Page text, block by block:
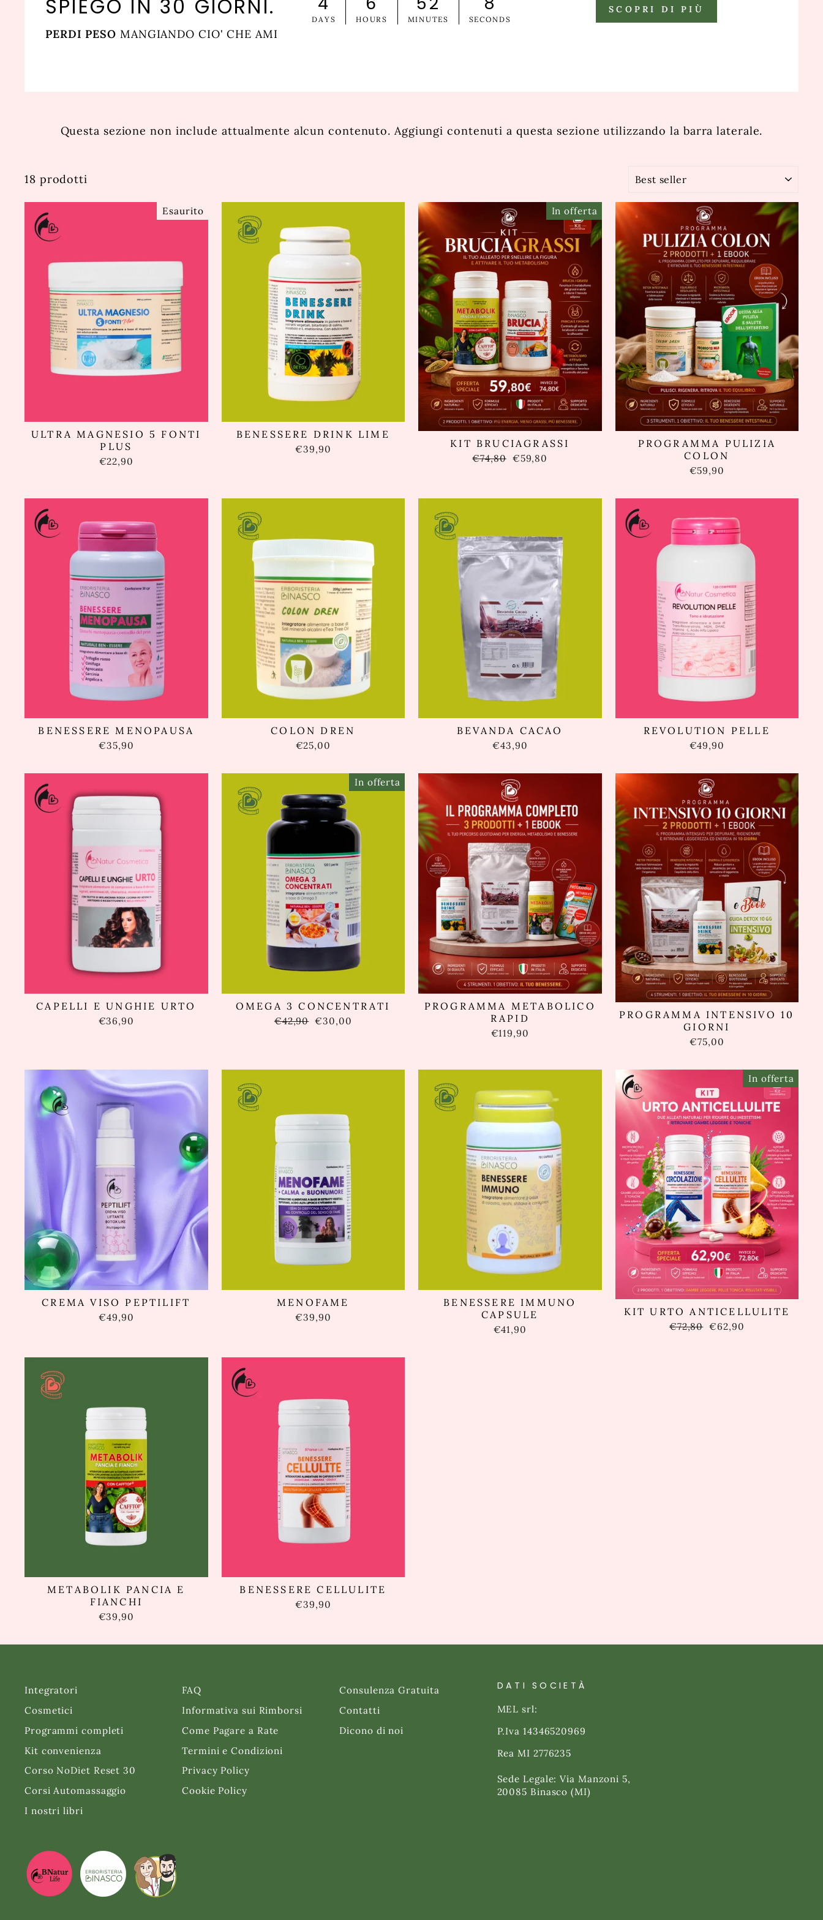
SPIEGO IN 30 GIORNI.
PERDI PESO MANGIANDO CIO' CHE AMI
DAYS HOURS MINUTES SECONDS
SCOPRI DI PIÙ
Questa sezione non include attualmente alcun contenuto. Aggiungi contenuti a questa sezione utilizzando la barra laterale.
18 prodotti
Esaurito
ULTRA MAGNESIO 5 FONTI
PLUS
€22,90
BENESSERE DRINK LIME
€39,90
In offerta
KIT BRUCIAGRASSI
Prezzo
€74,80 Prezzo
€59,80
PROGRAMMA PULIZIA
COLON
€59,90
BENESSERE MENOPAUSA
€35,90
COLON DREN
€25,00
BEVANDA CACAO
€43,90
REVOLUTION PELLE
€49,90
CAPELLI E UNGHIE URTO
€36,90
In offerta
OMEGA 3 CONCENTRATI
Prezzo
€42,90 Prezzo
€30,00
PROGRAMMA METABOLICO
RAPID
€119,90
PROGRAMMA INTENSIVO 10
GIORNI
€75,00
CREMA VISO PEPTILIFT
€49,90
MENOFAME
€39,90
BENESSERE IMMUNO
CAPSULE
€41,90
In offerta
KIT URTO ANTICELLULITE
Prezzo
€72,80 Prezzo
€62,90
METABOLIK PANCIA E
FIANCHI
€39,90
BENESSERE CELLULITE
€39,90
Integratori
Cosmetici
Programmi completi
Kit convenienza
Corso NoDiet Reset 30
Corsi Automassaggio
I nostri libri
FAQ
Informativa sui Rimborsi
Come Pagare a Rate
Termini e Condizioni
Privacy Policy
Cookie Policy
Consulenza Gratuita
Contatti
Dicono di noi
DATI SOCIETÀ
MEL srl:
P.Iva 14346520969
Rea MI 2776235
Sede Legale: Via Manzoni 5,
20085 Binasco (MI)